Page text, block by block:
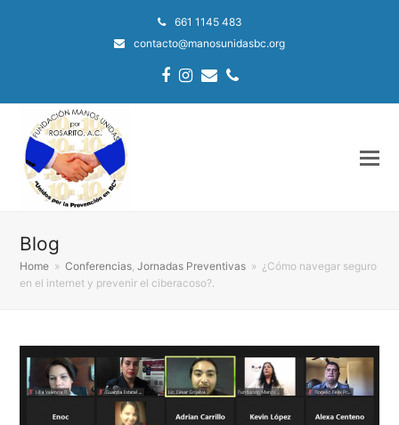
661 1145 483
contacto@manosunidasbc.org
Facebook
Instagram
EmailPhone
Blog
Home » Conferencias,Jornadas Preventivas » ¿Cómo navegar seguro
en el internet y prevenir el ciberacoso?.